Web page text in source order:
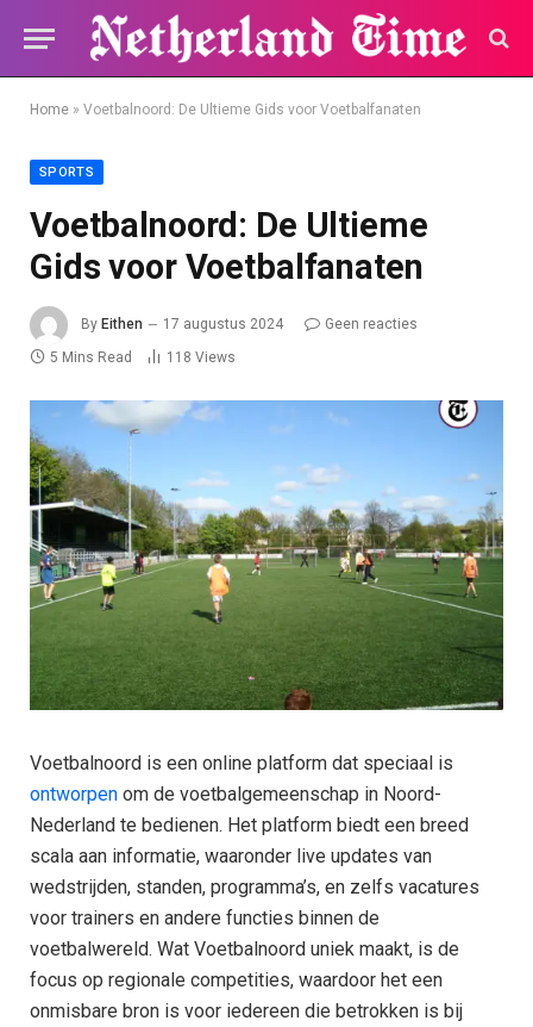
Home » Voetbalnoord: De Ultieme Gids voor Voetbalfanaten
SPORTS
Voetbalnoord: De Ultieme
Gids voor Voetbalfanaten
By Eithen 17 augustus 2024
Geen reacties
5 Mins Read
118 Views
Voetbalnoord is een online platform dat speciaal is
ontworpen om de voetbalgemeenschap in Noord-
Nederland te bedienen. Het platform biedt een breed
scala aan informatie, waaronder live updates van
wedstrijden, standen, programma’s, en zelfs vacatures
voor trainers en andere functies binnen de
voetbalwereld. Wat Voetbalnoord uniek maakt, is de
focus op regionale competities, waardoor het een
onmisbare bron is voor iedereen die betrokken is bij